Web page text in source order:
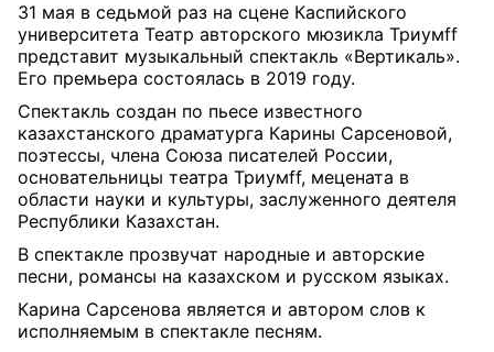
31 мая в седьмой раз на сцене Каспийского
университета Театр авторского мюзикла Триумff
представит музыкальный спектакль «Вертикаль».
Его премьера состоялась в 2019 году.
Спектакль создан по пьесе известного
казахстанского драматурга Карины Сарсеновой,
поэтессы, члена Союза писателей России,
основательницы театра Триумff, мецената в
области науки и культуры, заслуженного деятеля
Республики Казахстан.
В спектакле прозвучат народные и авторские
песни, романсы на казахском и русском языках.
Карина Сарсенова является и автором слов к
исполняемым в спектакле песням.